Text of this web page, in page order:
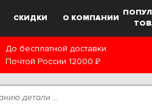
СКИДКИ О КОМПАНИИ
До бесплатной доставки
Почтой России 12000 Р